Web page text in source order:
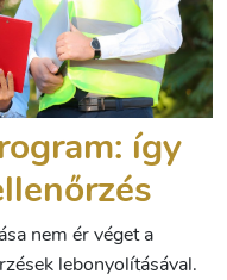
így
nem ér véget a
lebonyolításával.